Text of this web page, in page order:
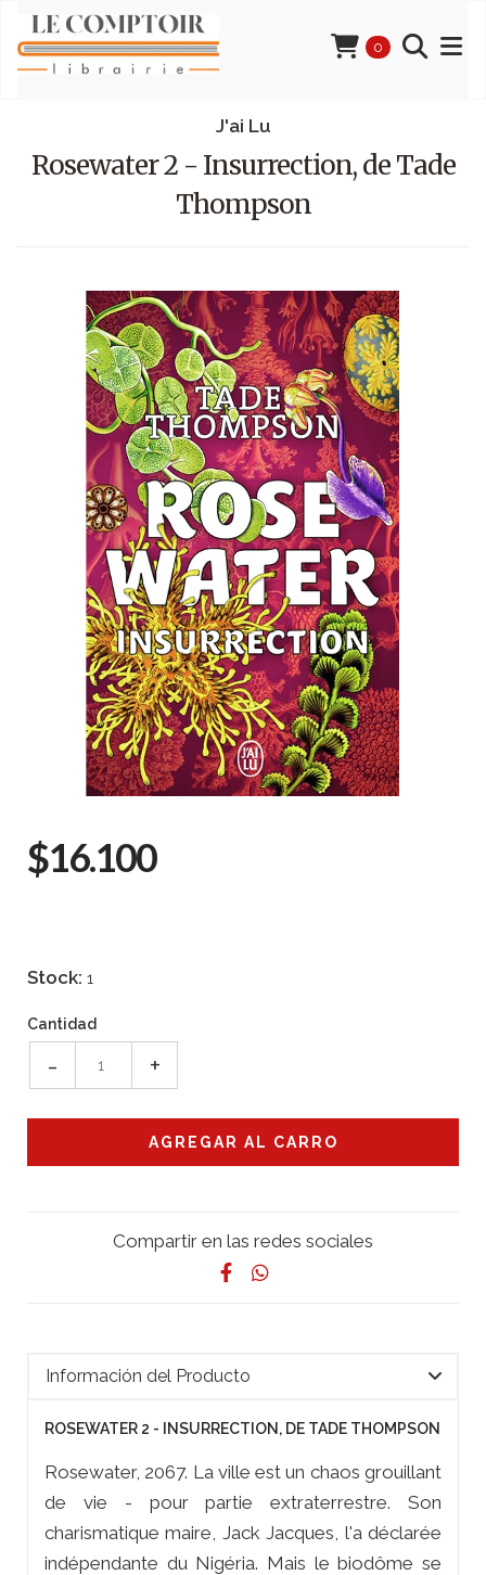
0
J'ai Lu
Rosewater 2 - Insurrection, de Tade
Thompson
$16.100
Stock: 1
Cantidad
- +
Compartir en las redes sociales
Información del Producto
ROSEWATER 2 - INSURRECTION, DE TADE THOMPSON
Rosewater, 2067. La ville est un chaos grouillant
de vie - pour partie extraterrestre. Son
charismatique maire, Jack Jacques, l'a déclarée
indépendante du Nigéria. Mais le biodôme se